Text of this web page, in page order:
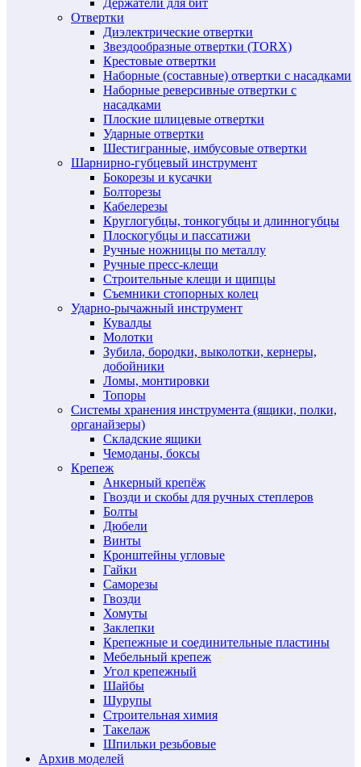
Держатели для бит
Отвертки
Диэлектрические отвертки
Звездообразные отвертки (TORX)
Крестовые отвертки
Наборные (составные) отвертки с насадками
Наборные реверсивные отвертки с
насадками
Плоские шлицевые отвертки
Ударные отвертки
Шестигранные, имбусовые отвертки
Шарнирно-губцевый инструмент
Бокорезы и кусачки
Болторезы
Кабелерезы
Круглогубцы, тонкогубцы и длинногубцы
Плоскогубцы и пассатижи
Ручные ножницы по металлу
Ручные пресс-клещи
Строительные клещи и щипцы
Съемники стопорных колец
Ударно-рычажный инструмент
Кувалды
Молотки
Зубила, бородки, выколотки, кернеры,
добойники
Ломы, монтировки
Топоры
Системы хранения инструмента (ящики, полки,
органайзеры)
Складские ящики
Чемоданы, боксы
Крепеж
Анкерный крепёж
Гвозди и скобы для ручных степлеров
Болты
Дюбели
Винты
Кронштейны угловые
Гайки
Саморезы
Гвозди
Хомуты
Заклепки
Крепежные и соединительные пластины
Мебельный крепеж
Угол крепежный
Шайбы
Шурупы
Строительная химия
Такелаж
Шпильки резьбовые
Архив моделей